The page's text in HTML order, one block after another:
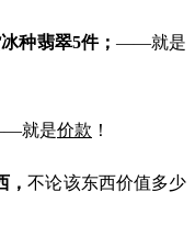
种翡翠5件； ——就是
就是价款 ！
，不论该东西价值多少